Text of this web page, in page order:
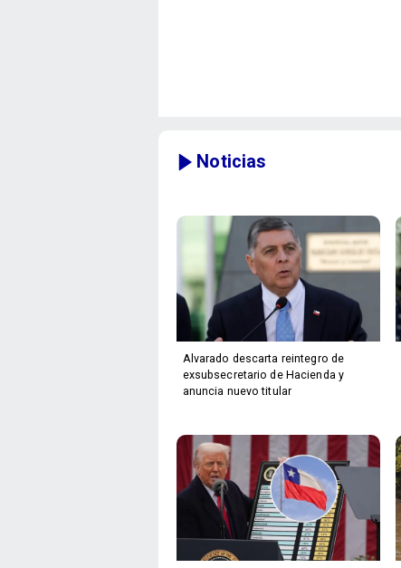
Noticias
Alvarado descarta reintegro de
exsubsecretario de Hacienda y
anuncia nuevo titular